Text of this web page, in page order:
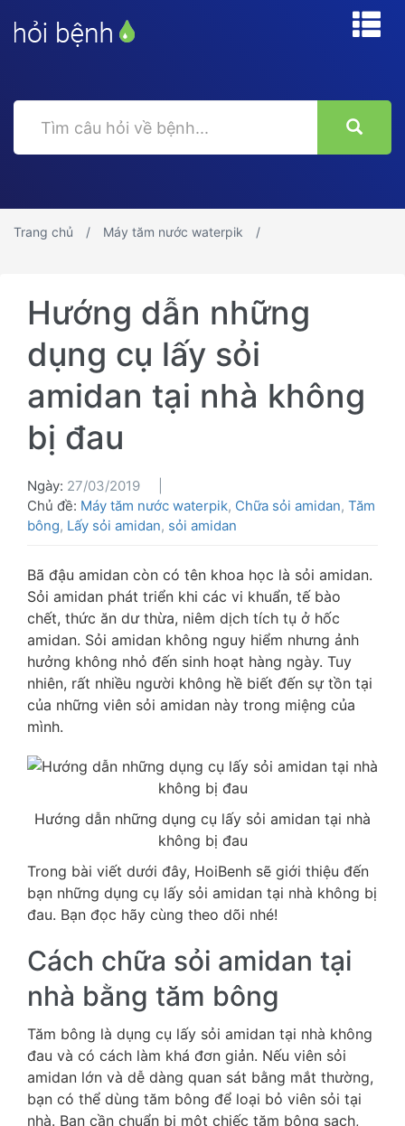
Trang chủ Máy tăm nước waterpik
Hướng dẫn những
dụng cụ lấy sỏi
amidan tại nhà không
bị đau
Ngày: 27/03/2019
Chủ đề: Máy tăm nước waterpik, Chữa sỏi amidan, Tăm
bông, Lấy sỏi amidan, sỏi amidan
Bã đậu amidan còn có tên khoa học là sỏi amidan.
Sỏi amidan phát triển khi các vi khuẩn, tế bào
chết, thức ăn dư thừa, niêm dịch tích tụ ở hốc
amidan. Sỏi amidan không nguy hiểm nhưng ảnh
hưởng không nhỏ đến sinh hoạt hàng ngày. Tuy
nhiên, rất nhiều người không hề biết đến sự tồn tại
của những viên sỏi amidan này trong miệng của
mình.
Hướng dẫn những dụng cụ lấy sỏi amidan tại nhà
không bị đau
Trong bài viết dưới đây, HoiBenh sẽ giới thiệu đến
bạn những dụng cụ lấy sỏi amidan tại nhà không bị
đau. Bạn đọc hãy cùng theo dõi nhé!
Cách chữa sỏi amidan tại
nhà bằng tăm bông
Tăm bông là dụng cụ lấy sỏi amidan tại nhà không
đau và có cách làm khá đơn giản. Nếu viên sỏi
amidan lớn và dễ dàng quan sát bằng mắt thường,
bạn có thể dùng tăm bông để loại bỏ viên sỏi tại
nhà. Bạn cần chuẩn bị một chiếc tăm bông sạch,